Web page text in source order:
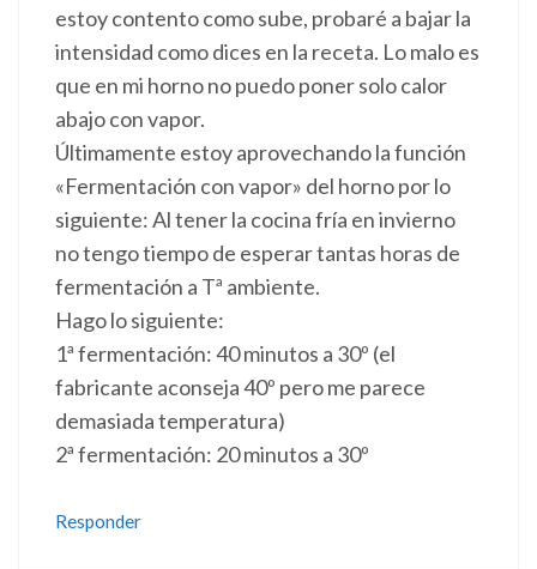
estoy contento como sube, probaré a bajar la
intensidad como dices en la receta. Lo malo es
que en mi horno no puedo poner solo calor
abajo con vapor.
Últimamente estoy aprovechando la función
«Fermentación con vapor» del horno por lo
siguiente: Al tener la cocina fría en invierno
no tengo tiempo de esperar tantas horas de
fermentación a Tª ambiente.
Hago lo siguiente:
1ª fermentación: 40 minutos a 30º (el
fabricante aconseja 40º pero me parece
demasiada temperatura)
2ª fermentación: 20 minutos a 30º
Responder